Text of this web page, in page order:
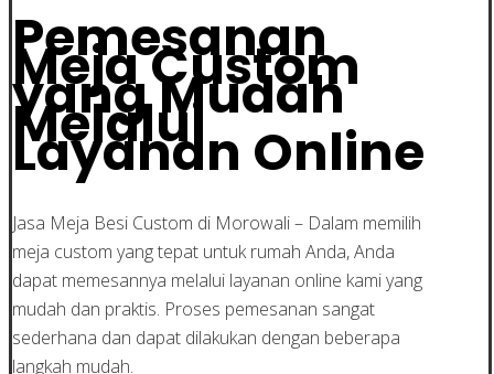
Pemesanan
Meja Custom
yang Mudah
Melalui
Layanan Online
Jasa Meja Besi Custom di Morowali – Dalam memilih
meja custom yang tepat untuk rumah Anda, Anda
dapat memesannya melalui layanan online kami yang
mudah dan praktis. Proses pemesanan sangat
sederhana dan dapat dilakukan dengan beberapa
langkah mudah.